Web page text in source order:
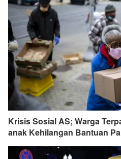
Krisis Sosial AS; Warga
anak Kehilangan Bantuan